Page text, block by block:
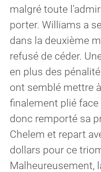
malgré toute
porter. Williams a
dans la deuxième
refusé de céder.
en plus des
ont semblé mettre
finalement plié face
donc remporté sa
Chelem et repart
dollars pour ce
Malheureusement,